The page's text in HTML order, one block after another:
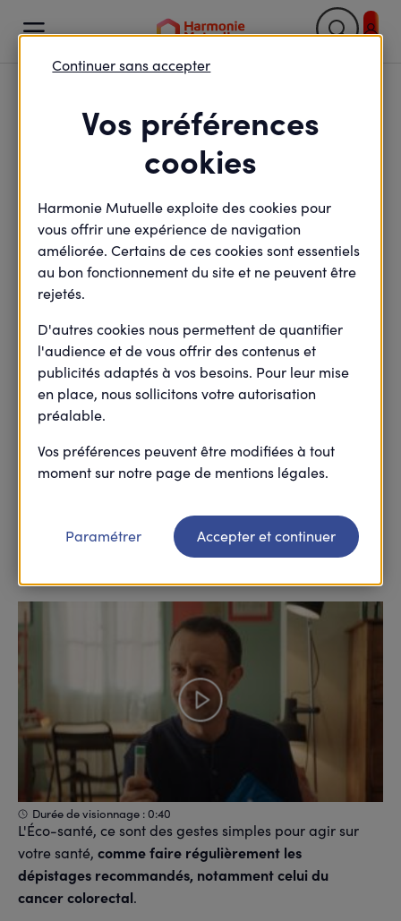

Ensemble vers l’Éco-
santé : agissons plus
tôt, plus vite et
autrement sur notre
8 minute(s) de lecture
min de lecture
Mis à jour le 5 mars 2026
Avec l’Éco-santé, Harmonie Mutuelle propose à
L'Éco-santé, ce sont des gestes simples pour agir sur
votre santé, comme faire régulièrement les
dépistages recommandés, notamment celui du
cancer colorectal.
Durée de visionnage : 0:40
Vos préférences
cookies
Harmonie Mutuelle exploite des cookies pour
vous offrir une expérience de navigation
améliorée. Certains de ces cookies sont essentiels
au bon fonctionnement du site et ne peuvent être
rejetés.
D'autres cookies nous permettent de quantifier
l'audience et de vous offrir des contenus et
publicités adaptés à vos besoins. Pour leur mise
en place, nous sollicitons votre autorisation
préalable.
Vos préférences peuvent être modifiées à tout
moment sur notre page de mentions légales.
Continuer sans accepter
Paramétrer Accepter et continuer